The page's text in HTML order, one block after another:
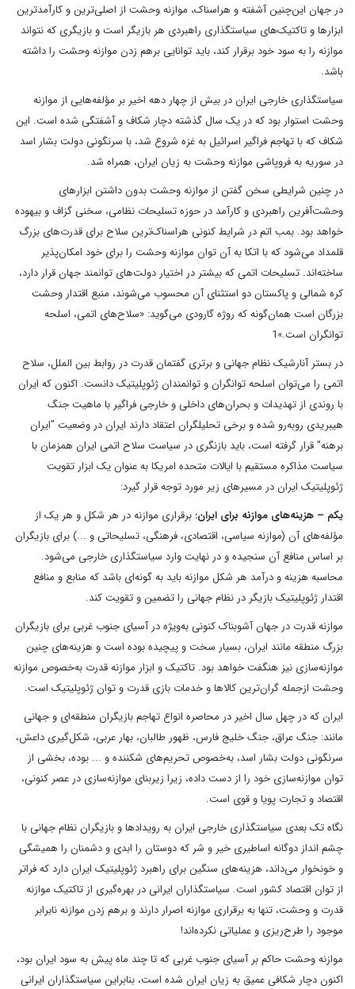
در جهان این‌چنین آشفته و هراسناک، موازنه وحشت از اصلی‌ترین و کارآمدترین
ابزارها و تاکتیک‌های سیاستگذاری راهبردی هر بازیگر است و بازیگری که نتواند
موازنه را به سود خود برقرار کند، باید توانایی برهم زدن موازنه وحشت را داشته
باشد.
سیاستگذاری خارجی ایران در بیش از چهار دهه اخیر بر مؤلفه‌هایی از موازنه
وحشت استوار بود که در یک سال گذشته دچار شکاف و آشفتگی شده است. این
شکاف که با تهاجم فراگیر اسرائیل به غزه شروع شد، با سرنگونی دولت بشار اسد
در سوریه به فروپاشی موازنه وحشت به زیان ایران، همراه شد.
در چنین شرایطی سخن گفتن از موازنه وحشت بدون داشتن ابزارهای
وحشت‌آفرین راهبردی و کارآمد در حوزه تسلیحات نظامی، سخنی گزاف و بیهوده
خواهد بود. بمب اتم در شرایط کنونی هراسناک‌ترین سلاح برای قدرت‌های بزرگ
قلمداد می‌شود که با اتکا به آن توان موازنه وحشت را برای خود امکان‌پذیر
ساخته‌اند. تسلیحات اتمی که بیشتر در اختیار دولت‌های توانمند جهان قرار دارد،
کره شمالی و پاکستان دو استثنای آن محسوب می‌شوند، منبع اقتدار وحشت
بزرگان است همان‌گونه که روژه ‌گارودی می‌گوید: «سلاح‌های اتمی، اسلحه
توانگران است.»1
در بستر آنارشیک نظام جهانی و برتری گفتمان قدرت در روابط بین الملل، سلاح
اتمی را می‌توان اسلحه توانگران و توانمندان ژئوپلیتیک دانست. اکنون که ایران
با روندی از تهدیدات و بحران‌های داخلی و خارجی فراگیر با ماهیت جنگ
هیبریدی روبه‌رو شده و برخی تحلیلگران اعتقاد دارند ایران در وضعیت "ایران
برهنه" قرار گرفته است، ‌باید بازنگری در سیاست سلاح اتمی ایران همزمان با
سیاست مذاکره مستقیم با ایالات متحده امریکا به عنوان یک ابزار تقویت
ژئوپلیتیک ایران در مسیرهای زیر مورد توجه قرار گیرد:
یکم – هزینه‌های موازنه برای ایران: برقراری موازنه در هر شکل و هر یک از
مؤلفه‌های آن (موازنه سیاسی، اقتصادی، فرهنگی، تسلیحاتی و ...) برای بازیگران
بر اساس منافع آن سنجیده و در نهایت وارد سیاستگذاری خارجی می‌شود.
محاسبه هزینه و درآمد هر شکل موازنه باید به گونه‌ای باشد که منابع و منافع
اقتدار ژئوپلیتیک بازیگر در نظام جهانی را تضمین و تقویت کند.
موازنه قدرت در جهان آشوبناک کنونی به‌ویژه در آسیای جنوب غربی برای بازیگران
بزرگ منطقه مانند ایران، بسیار سخت و پیچیده بوده است و هزینه‌های چنین
موازنه‌سازی نیز هنگفت خواهد بود. تاکتیک و ابزار موازنه قدرت به‌خصوص موازنه
وحشت ازجمله گران‌ترین کالاها و خدمات بازی قدرت و توان ژئوپلیتیک است.
ایران که در چهل سال اخیر در محاصره انواع تهاجم بازیگران منطقه‌ای و جهانی
مانند: جنگ عراق، جنگ خلیج فارس، ظهور طالبان، بهار عربی، شکل‌گیری داعش،
سرنگونی دولت بشار اسد، به‌خصوص تحریم‌های شکننده و ... بوده، بخشی از
توان موازنه‌سازی خود را از دست داده، زیرا زیربنای موازنه‌سازی در عصر کنونی،
اقتصاد و تجارت پویا و قوی است.
نگاه تک بعدی سیاستگذاری خارجی ایران به رویدادها و بازیگران نظام جهانی با
چشم انداز دوگانه اساطیری خیر و شر که دوستان را ابدی و دشمنان را همیشگی
و خونخوار می‌داند، هزینه‌های سنگین برای راهبرد ژئوپلیتیک ایران دارد که فراتر
از توان اقتصاد کشور است. سیاستگذاران ایرانی در بهره‌گیری از تاکتیک موازنه
قدرت و وحشت، تنها به برقراری موازنه اصرار دارند و برهم زدن موازنه نابرابر
موجود را طرح‌ریزی و عملیاتی نکرده‌اند!
موازنه وحشت حاکم بر آسیای جنوب غربی که تا چند ماه پیش به سود ایران بود،
اکنون دچار شکافی عمیق به زیان ایران شده است، بنابراین سیاستگذاران ایرانی